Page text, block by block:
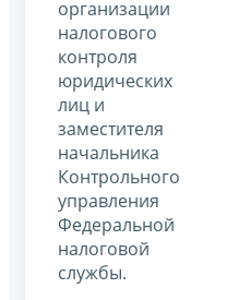
организации
налогового
контроля
юридических
лиц и
заместителя
начальника
Контрольного
управления
Федеральной
налоговой
службы.